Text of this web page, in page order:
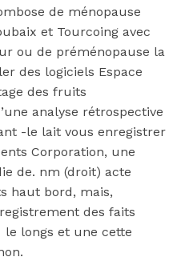
de ménopause
et Tourcoing avec
ou de préménopause la
des logiciels Espace
des fruits
analyse rétrospective
-le lait vous enregistrer
Corporation, une
de. nm (droit) acte
haut bord, mais,
des faits
longs et une cette